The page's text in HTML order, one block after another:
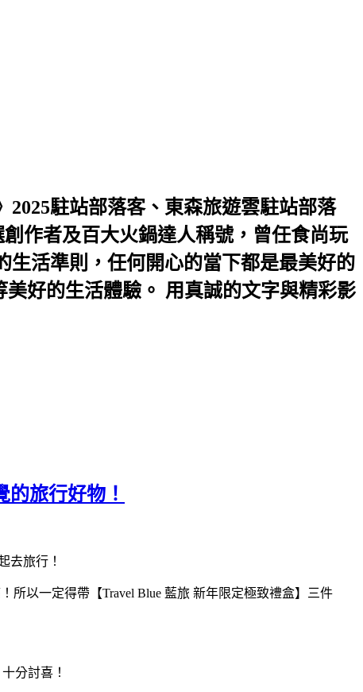
駐站部落客、東森旅遊雲駐站部落
作者及百大火鍋達人稱號，曾任食尚玩
生活準則，任何開心的當下都是最美好的
好的生活體驗。 用真誠的文字與精彩影
旅行好物！
去旅行！
以一定得帶【Travel Blue 藍旅 新年限定極致禮盒】三件
分討喜！